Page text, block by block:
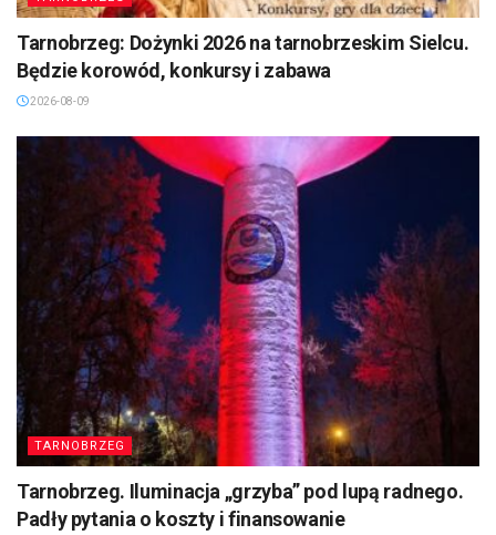
Tarnobrzeg: Dożynki 2026 na tarnobrzeskim Sielcu.
Będzie korowód, konkursy i zabawa
2026-08-09
TARNOBRZEG
Tarnobrzeg. Iluminacja „grzyba” pod lupą radnego.
Padły pytania o koszty i finansowanie